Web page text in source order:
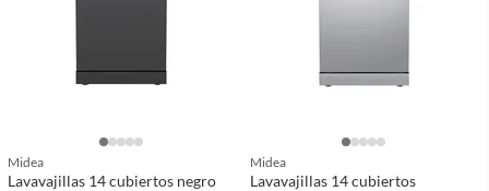
Midea
Lavavajillas 14 cubiertos negro
Midea
Lavavajillas 14 cubiertos